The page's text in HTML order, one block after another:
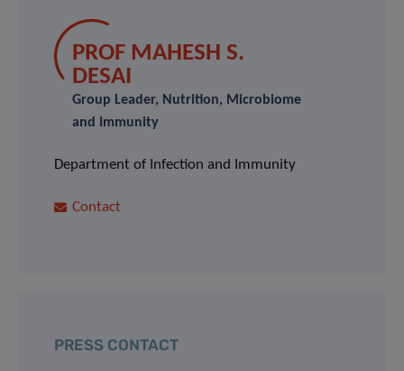
PROF MAHESH S.
DESAI
Group Leader, Nutrition, Microbiome
and Immunity
Department of Infection and Immunity
Contact
PRESS CONTACT